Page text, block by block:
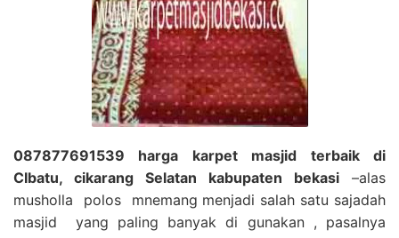
087877691539 harga karpet masjid terbaik di
CIbatu, cikarang Selatan kabupaten bekasi –alas
musholla polos mnemang menjadi salah satu sajadah
masjid yang paling banyak di gunakan , pasalnya